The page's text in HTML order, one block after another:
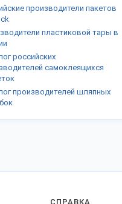
производители пакетов
пластиковой тары в
российских
самоклеящихся
производителей шляпных
СПРАВКА